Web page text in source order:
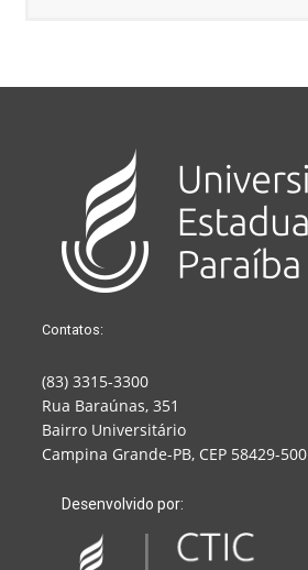
Contatos:
(83) 3315-3300
Rua Baraúnas, 351
Bairro Universitário
Campina Grande-PB, CEP 58429-500
Desenvolvido por: